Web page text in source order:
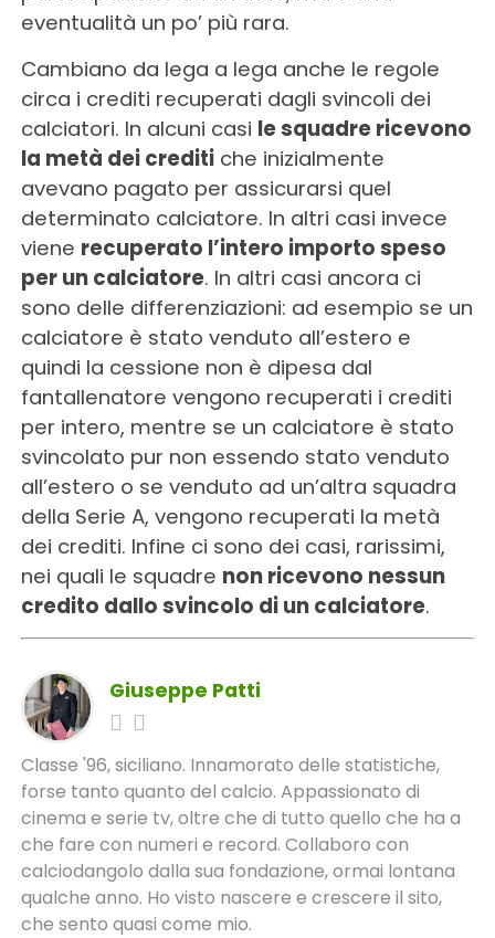
eventualità un po’ più rara.
Cambiano da lega a lega anche le regole
circa i crediti recuperati dagli svincoli dei
calciatori. In alcuni casi le squadre ricevono
la metà dei creditiche inizialmente
avevano pagato per assicurarsi quel
determinato calciatore. In altri casi invece
viene recuperato l’intero importo speso
per un calciatore. In altri casi ancora ci
sono delle differenziazioni: ad esempio se un
calciatore è stato venduto all’estero e
quindi la cessione non è dipesa dal
fantallenatore vengono recuperati i crediti
per intero, mentre se un calciatore è stato
svincolato pur non essendo stato venduto
all’estero o se venduto ad un’altra squadra
della Serie A, vengono recuperati la metà
dei crediti. Infine ci sono dei casi, rarissimi,
nei quali le squadre non ricevono nessun
credito dallo svincolo di un calciatore.
Giuseppe Patti
Classe '96, siciliano. Innamorato delle statistiche,
forse tanto quanto del calcio. Appassionato di
cinema e serie tv, oltre che di tutto quello che ha a
che fare con numeri e record. Collaboro con
calciodangolo dalla sua fondazione, ormai lontana
qualche anno. Ho visto nascere e crescere il sito,
che sento quasi come mio.